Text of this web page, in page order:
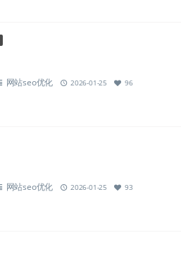
网站seo优化 2026-01-25 96
网站seo优化 2026-01-25 93